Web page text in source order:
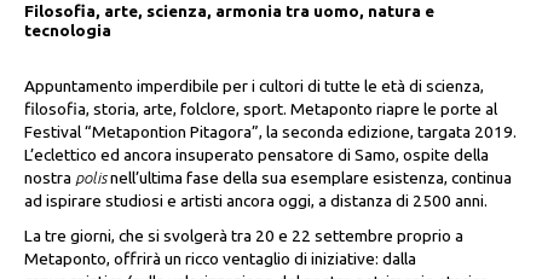
Filosofia, arte, scienza, armonia tra uomo, natura e
tecnologia
Appuntamento imperdibile per i cultori di tutte le età di scienza,
filosofia, storia, arte, folclore, sport. Metaponto riapre le porte al
Festival “Metapontion Pitagora”, la seconda edizione, targata 2019.
L’eclettico ed ancora insuperato pensatore di Samo, ospite della
nostra polisnell’ultima fase della sua esemplare esistenza, continua
ad ispirare studiosi e artisti ancora oggi, a distanza di 2500 anni.
La tre giorni, che si svolgerà tra 20 e 22 settembre proprio a
Metaponto, offrirà un ricco ventaglio di iniziative: dalla